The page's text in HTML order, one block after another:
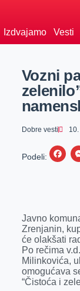
Izdvajamo Vesti
Vozni
Dobre vesti
Podeli:
F
b
o
o
k
Javno
Zrenjanin,
će olakšati
Po rečima
Milinkovića,
omogućava
“Čistoća i